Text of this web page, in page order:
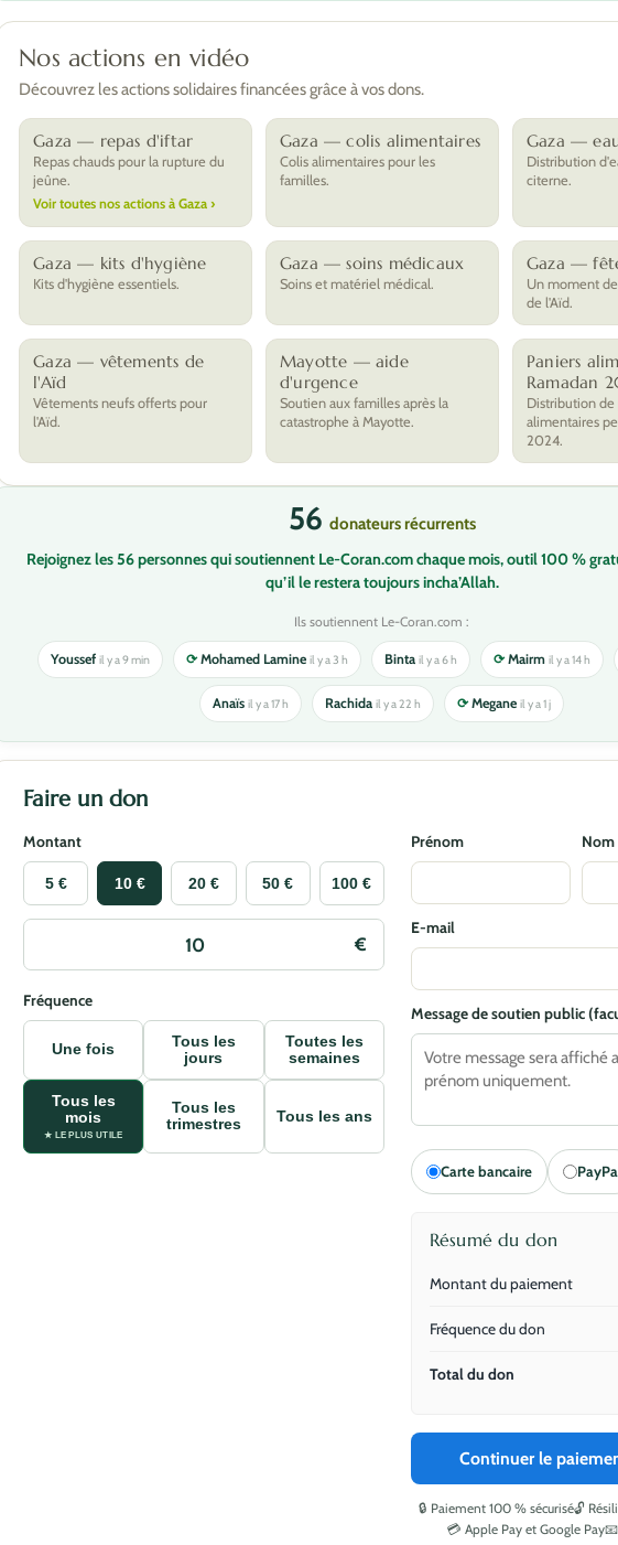
Nos actions en vidéo
Découvrez les actions solidaires financées grâce à vos dons.
Gaza — repas d'iftar
Repas chauds pour la rupture du
jeûne.
Voir toutes nos actions à Gaza ›
Gaza — colis alimentaires
Colis alimentaires pour les
familles.
Gaza —
Distribution
citerne.
Gaza — kits d'hygiène
Kits d'hygiène essentiels.
Gaza — soins médicaux
Soins et matériel médical.
Gaza —
Un moment
de l'Aïd.
Gaza — vêtements de
l'Aïd
Vêtements neufs offerts pour
l'Aïd.
Mayotte — aide
d'urgence
Soutien aux familles après la
catastrophe à Mayotte.
Paniers
Ramadan
Distribution de
alimentaires
2024.
56 donateurs récurrents
Rejoignez les 56 personnes qui soutiennent Le-Coran.com chaque mois, outil 100 %
qu’il le restera toujours incha’Allah.
Ils soutiennent Le-Coran.com :
Youssefil y a 9 min ⟳Mohamed Lamineil y a 3 h Bintail y a 6 h ⟳Mairmil y a 14 h
Anaïsil y a 17 h Rachidail y a 22 h ⟳Meganeil y a 1 j
Faire un don
Montant
5 € 10 € 20 € 50 € 100 €
Fréquence
Une fois
Tous les
jours
Toutes les
semaines
Tous les
mois
★ LE PLUS UTILE
Tous les
trimestres
Tous les ans
Prénom Nom
E-mail
Message de soutien public
Carte bancaire
Résumé du don
Montant du paiement
Fréquence du don
Total du don
Continuer le
🔒 Paiement 100 % sécurisé🔓
💳 Apple Pay et Google Pay